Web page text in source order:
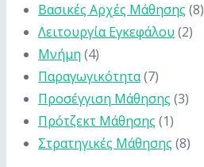
Βασικές Αρχές Μάθησης (8)
Λειτουργία Εγκεφάλου (2)
Μνήμη (4)
Παραγωγικότητα(7)
Προσέγγιση Μάθησης (3)
Πρότζεκτ Μάθησης (1)
Στρατηγικές Μάθησης (8)